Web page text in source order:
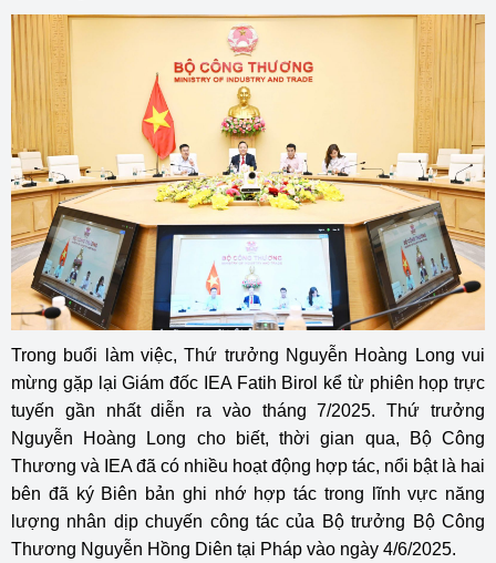
Trong buổi làm việc, Thứ trưởng Nguyễn Hoàng Long vui
mừng gặp lại Giám đốc IEA Fatih Birol kể từ phiên họp trực
tuyến gần nhất diễn ra vào tháng 7/2025. Thứ trưởng
Nguyễn Hoàng Long cho biết, thời gian qua, Bộ Công
Thương và IEA đã có nhiều hoạt động hợp tác, nổi bật là hai
bên đã ký Biên bản ghi nhớ hợp tác trong lĩnh vực năng
lượng nhân dịp chuyến công tác của Bộ trưởng Bộ Công
Thương Nguyễn Hồng Diên tại Pháp vào ngày 4/6/2025.